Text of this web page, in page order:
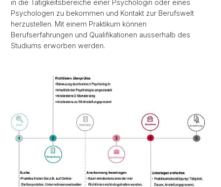
in die Tätigkeitsbereiche einer Psychologin oder eines
Psychologen zu bekommen und Kontakt zur Berufswelt
herzustellen. Mit einem Praktikum können
Berufserfahrungen und Qualifikationen ausserhalb des
Studiums erworben werden.